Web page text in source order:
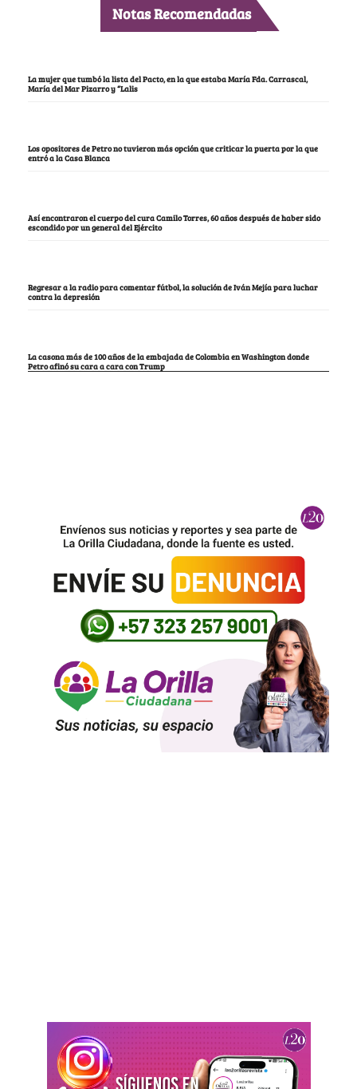
Notas Recomendadas
La mujer que tumbó la lista del Pacto, en la que estaba María Fda. Carrascal,
María del Mar Pizarro y “Lalis
Los opositores de Petro no tuvieron más opción que criticar la puerta por la que
entró a la Casa Blanca
Así encontraron el cuerpo del cura Camilo Torres, 60 años después de haber sido
escondido por un general del Ejército
Regresar a la radio para comentar fútbol, la solución de Iván Mejía para luchar
contra la depresión
La casona más de 100 años de la embajada de Colombia en Washington donde
Petro afinó su cara a cara con Trump